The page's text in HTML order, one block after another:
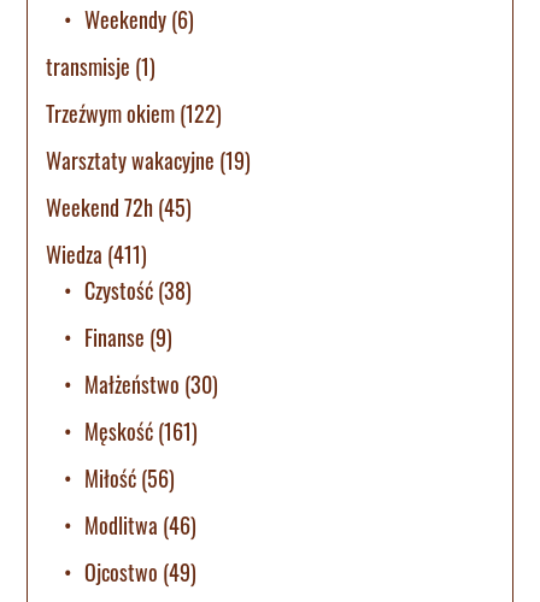
Weekendy(6)
transmisje (1)
Trzeźwym okiem(122)
Warsztaty wakacyjne (19)
Weekend 72h(45)
Wiedza (411)
Czystość(38)
Finanse (9)
Małżeństwo (30)
Męskość(161)
Miłość(56)
Modlitwa (46)
Ojcostwo (49)